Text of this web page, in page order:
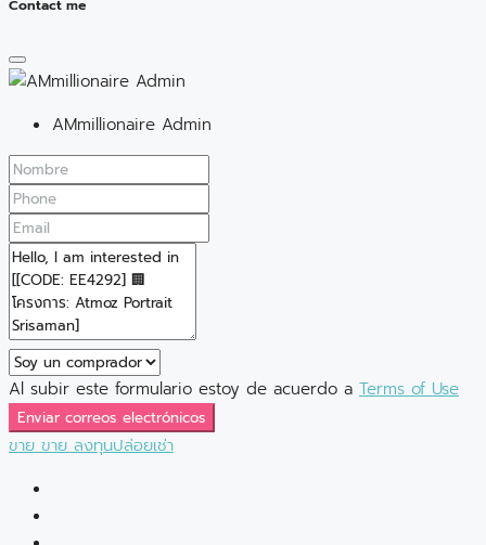
Contact me
AMmillionaire Admin
Al subir este formulario estoy de acuerdo a Terms of Use
Enviar correos electrónicos
ขาย ขาย ลงทุนปล่อยเช่า